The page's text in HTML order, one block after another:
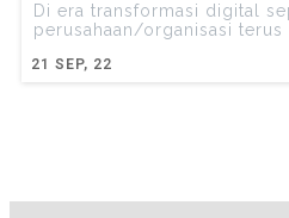
21 SEP, 22
Di era transformasi digital
perusahaan/organisasi